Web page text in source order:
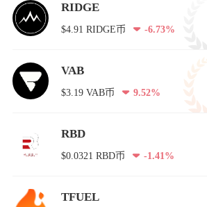
RIDGE
$4.91 RIDGE币 -6.73%
VAB
$3.19 VAB币 9.52%
RBD
$0.0321 RBD币 -1.41%
TFUEL